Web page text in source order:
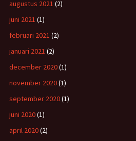
augustus 2021 (2)
juni 2021 (1)
februari 2021 (2)
januari 2021 (2)
december 2020(1)
november 2020(1)
september 2020(1)
juni 2020(1)
april 2020(2)